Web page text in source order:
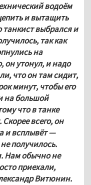
водоём
и вытащить
танкист выбрался и
так как
на
он утонул, и надо
что он там сидит,
минут, чтобы его
на большой
что в танке
всего, он
и всплывёт —
получилось.
Нам обычно не
приехали,
Витюнин.